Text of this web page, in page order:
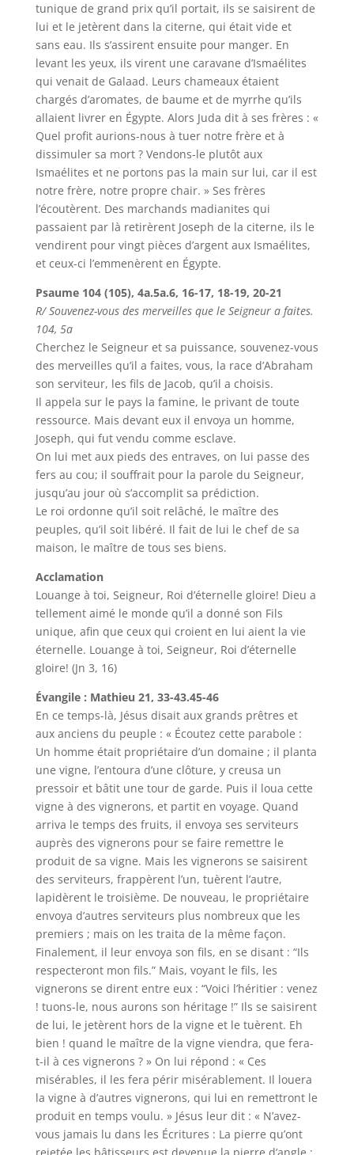
tunique de grand prix qu’il portait, ils se saisirent de
lui et le jetèrent dans la citerne, qui était vide et
sans eau. Ils s’assirent ensuite pour manger. En
levant les yeux, ils virent une caravane d’Ismaélites
qui venait de Galaad. Leurs chameaux étaient
chargés d’aromates, de baume et de myrrhe qu’ils
allaient livrer en Égypte. Alors Juda dit à ses frères : «
Quel profit aurions-nous à tuer notre frère et à
dissimuler sa mort ? Vendons-le plutôt aux
Ismaélites et ne portons pas la main sur lui, car il est
notre frère, notre propre chair. » Ses frères
l’écoutèrent. Des marchands madianites qui
passaient par là retirèrent Joseph de la citerne, ils le
vendirent pour vingt pièces d’argent aux Ismaélites,
et ceux-ci l’emmenèrent en Égypte.
Psaume 104 (105), 4a.5a.6, 16-17, 18-19, 20-21
R/ Souvenez-vous des merveilles que le Seigneur a faites.
104, 5a
Cherchez le Seigneur et sa puissance, souvenez-vous
des merveilles qu’il a faites, vous, la race d’Abraham
son serviteur, les fils de Jacob, qu’il a choisis.
Il appela sur le pays la famine, le privant de toute
ressource. Mais devant eux il envoya un homme,
Joseph, qui fut vendu comme esclave.
On lui met aux pieds des entraves, on lui passe des
fers au cou; il souffrait pour la parole du Seigneur,
jusqu’au jour où s’accomplit sa prédiction.
Le roi ordonne qu’il soit relâché, le maître des
peuples, qu’il soit libéré. Il fait de lui le chef de sa
maison, le maître de tous ses biens.
Acclamation
Louange à toi, Seigneur, Roi d’éternelle gloire! Dieu a
tellement aimé le monde qu’il a donné son Fils
unique, afin que ceux qui croient en lui aient la vie
éternelle. Louange à toi, Seigneur, Roi d’éternelle
gloire! (Jn 3, 16)
Évangile : Mathieu 21, 33-43.45-46
En ce temps-là, Jésus disait aux grands prêtres et
aux anciens du peuple : « Écoutez cette parabole :
Un homme était propriétaire d’un domaine ; il planta
une vigne, l’entoura d’une clôture, y creusa un
pressoir et bâtit une tour de garde. Puis il loua cette
vigne à des vignerons, et partit en voyage. Quand
arriva le temps des fruits, il envoya ses serviteurs
auprès des vignerons pour se faire remettre le
produit de sa vigne. Mais les vignerons se saisirent
des serviteurs, frappèrent l’un, tuèrent l’autre,
lapidèrent le troisième. De nouveau, le propriétaire
envoya d’autres serviteurs plus nombreux que les
premiers ; mais on les traita de la même façon.
Finalement, il leur envoya son fils, en se disant : “Ils
respecteront mon fils.” Mais, voyant le fils, les
vignerons se dirent entre eux : “Voici l’héritier : venez
! tuons-le, nous aurons son héritage !” Ils se saisirent
de lui, le jetèrent hors de la vigne et le tuèrent. Eh
bien ! quand le maître de la vigne viendra, que fera-
t-il à ces vignerons ? » On lui répond : « Ces
misérables, il les fera périr misérablement. Il louera
la vigne à d’autres vignerons, qui lui en remettront le
produit en temps voulu. » Jésus leur dit : « N’avez-
vous jamais lu dans les Écritures : La pierre qu’ont